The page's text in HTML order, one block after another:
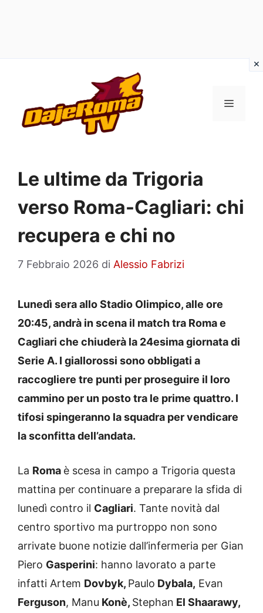
contenuto
MENU
Le ultime da Trigoria
verso Roma-Cagliari: chi
recupera e chi no
7 Febbraio 2026 di Alessio Fabrizi
Lunedì sera allo Stadio Olimpico, alle ore
20:45, andrà in scena il match tra Roma e
Cagliari che chiuderà la 24esima giornata di
Serie A. I giallorossi sono obbligati a
raccogliere tre punti per proseguire il loro
cammino per un posto tra le prime quattro. I
tifosi spingeranno la squadra per vendicare
la sconfitta dell’andata.
La Roma è scesa in campo a Trigoria questa
mattina per continuare a preparare la sfida di
lunedì contro il Cagliari. Tante novità dal
centro sportivo ma purtroppo non sono
arrivate buone notizie dall’infermeria per Gian
Piero Gasperini: hanno lavorato a parte
infatti Artem Dovbyk, Paulo Dybala, Evan
Ferguson, Manu Konè, Stephan El Shaarawy,